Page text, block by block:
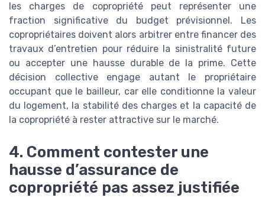
les charges de copropriété peut représenter une
fraction significative du budget prévisionnel. Les
copropriétaires doivent alors arbitrer entre financer des
travaux d’entretien pour réduire la sinistralité future
ou accepter une hausse durable de la prime. Cette
décision collective engage autant le propriétaire
occupant que le bailleur, car elle conditionne la valeur
du logement, la stabilité des charges et la capacité de
la copropriété à rester attractive sur le marché.
4. Comment contester une
hausse d’assurance de
copropriété pas assez justifiée